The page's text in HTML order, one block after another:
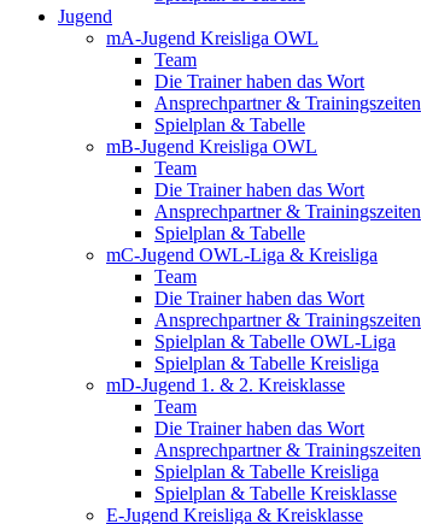
Jugend
mA-Jugend Kreisliga OWL
Team
Die Trainer haben das Wort
Ansprechpartner & Trainingszeiten
Spielplan & Tabelle
mB-Jugend Kreisliga OWL
Team
Die Trainer haben das Wort
Ansprechpartner & Trainingszeiten
Spielplan & Tabelle
mC-Jugend OWL-Liga & Kreisliga
Team
Die Trainer haben das Wort
Ansprechpartner & Trainingszeiten
Spielplan & Tabelle OWL-Liga
Spielplan & Tabelle Kreisliga
mD-Jugend 1. & 2. Kreisklasse
Team
Die Trainer haben das Wort
Ansprechpartner & Trainingszeiten
Spielplan & Tabelle Kreisliga
Spielplan & Tabelle Kreisklasse
E-Jugend Kreisliga & Kreisklasse